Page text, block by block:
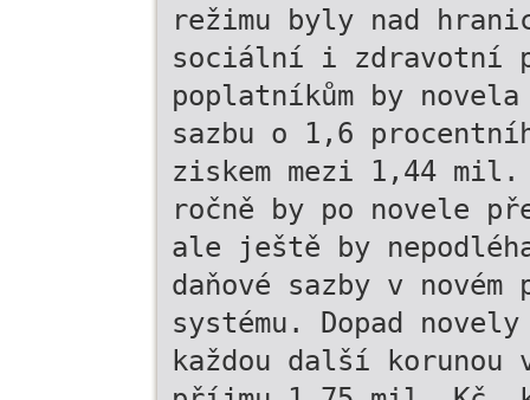
režimu byly nad
sociální i zdravotní
poplatníkům by
sazbu o 1,6
ziskem mezi 1,44
ročně by po novele
ale ještě by
daňové sazby v novém
systému. Dopad
každou další